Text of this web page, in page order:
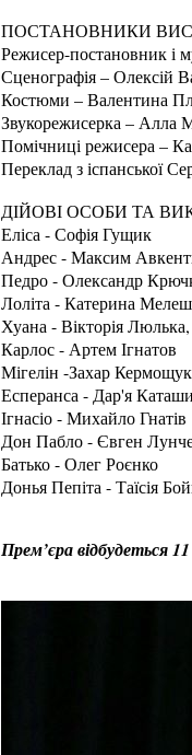
ПОСТАНОВНИКИ
Режисер-постановник і
Сценографія – Олексій
Костюми – Валентина
Звукорежисерка – Алла
Помічниці режисера –
Переклад з іспанської
ДІЙОВІ ОСОБИ ТА
Еліса - Софія Гущик
Андрес - Максим
Педро - Олександр
Лоліта - Катерина
Хуана - Вікторія
Карлос - Артем Ігнатов
Мігелін -Захар Кермощук
Есперанса - Дар'я
Ігнасіо - Михайло Гнатів
Дон Пабло - Євген
Батько - Олег Роєнко
Донья Пепіта - Таїсія
Прем’єра відбудеться